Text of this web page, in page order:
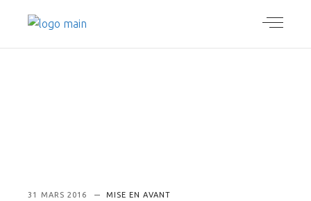
31 MARS 2016 MISE EN AVANT